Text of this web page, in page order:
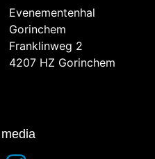
Evenementenhal
Gorinchem
Franklinweg 2
4207 HZ Gorinchem